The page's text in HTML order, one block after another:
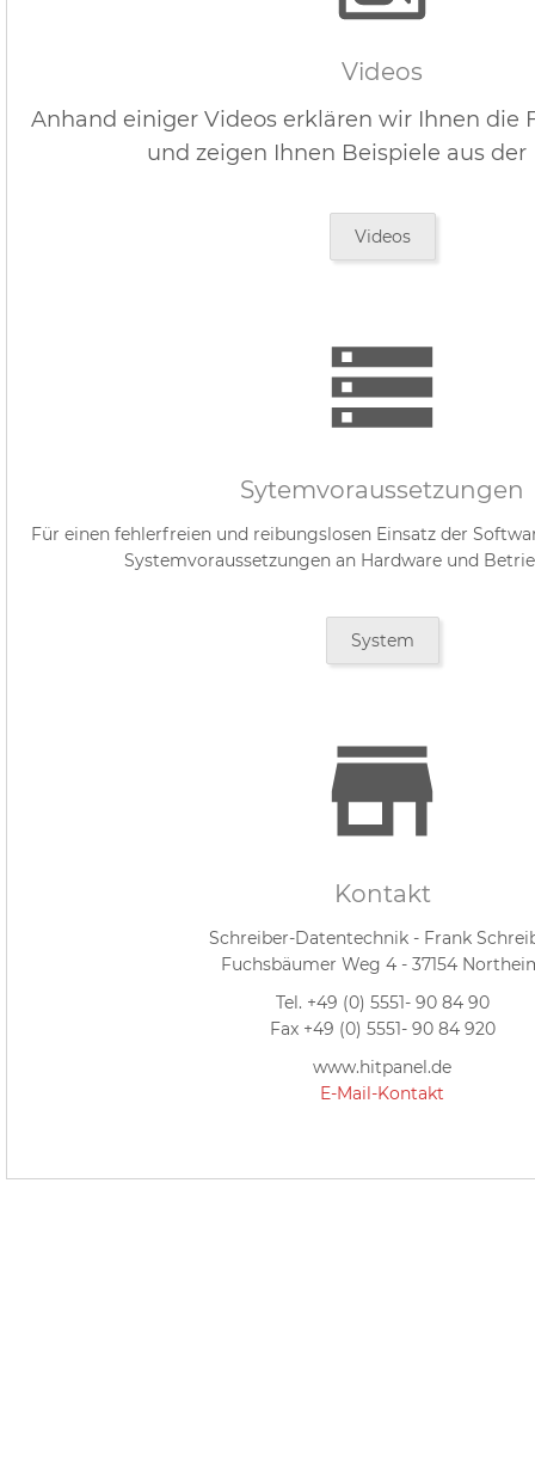
Videos
Anhand einiger Videos erklären wir Ihnen die
und zeigen Ihnen Beispiele aus der
Videos
Sytemvoraussetzungen
Für einen fehlerfreien und reibungslosen Einsatz der
Systemvoraussetzungen an Hardware und
System
Kontakt
Schreiber-Datentechnik - Frank
Fuchsbäumer Weg 4 - 37154
Tel. +49 (0) 5551- 90 84 90
Fax +49 (0) 5551- 90 84 920
www.hitpanel.de
E-Mail-Kontakt